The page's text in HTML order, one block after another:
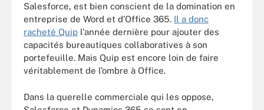
Salesforce, est bien conscient de la domination en
entreprise de Word et d’Office 365. Il a donc
racheté Quip l'année dernière pour ajouter des
capacités bureautiques collaboratives à son
portefeuille. Mais Quip est encore loin de faire
véritablement de l’ombre à Office.
Dans la querelle commerciale qui les oppose,